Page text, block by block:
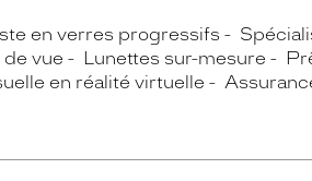
en verres progressifs
vue Lunettes sur-mesure
en réalité virtuelle